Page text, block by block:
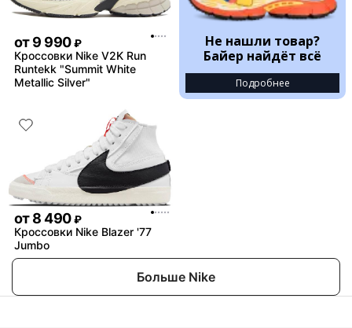
от9 990 ₽
Кроссовки Nike V2K Run
Runtekk "Summit White
Metallic Silver"
Не нашли товар?
Байер найдёт всё
Подробнее
от8 490 ₽
Кроссовки Nike Blazer '77
Jumbo
Больше Nike